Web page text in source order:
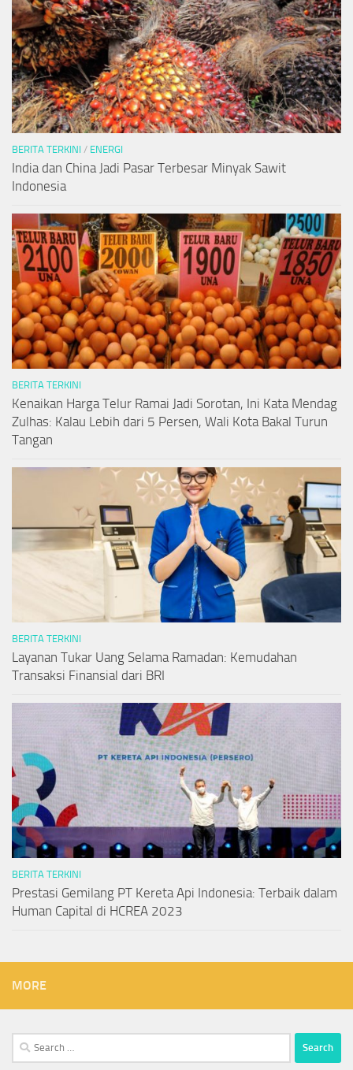
BERITA TERKINI / ENERGI
India dan China Jadi Pasar Terbesar Minyak Sawit
Indonesia
BERITA TERKINI
Kenaikan Harga Telur Ramai Jadi Sorotan, Ini Kata Mendag
Zulhas: Kalau Lebih dari 5 Persen, Wali Kota Bakal Turun
Tangan
BERITA TERKINI
Layanan Tukar Uang Selama Ramadan: Kemudahan
Transaksi Finansial dari BRI
BERITA TERKINI
Prestasi Gemilang PT Kereta Api Indonesia: Terbaik dalam
Human Capital di HCREA 2023
MORE
Search
for: